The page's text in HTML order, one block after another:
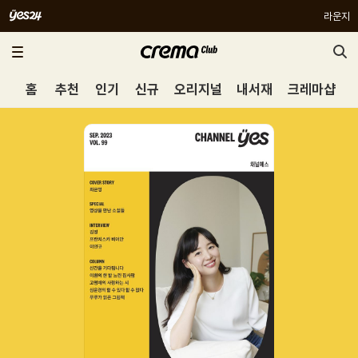
라운지
홈 추천 인기 신규 오리지널 내서재 크레마샵